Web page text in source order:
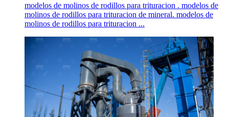
modelos de molinos de rodillos para trituracion . modelos de
molinos de rodillos para trituracion de mineral. modelos de
molinos de rodillos para trituracion ...